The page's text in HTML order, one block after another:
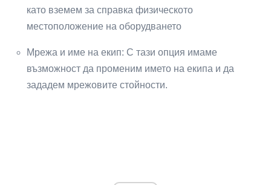
като вземем за справка физическото
местоположение на оборудването
Мрежа и име на екип: С тази опция имаме
възможност да променим името на екипа и да
зададем мрежовите стойности.